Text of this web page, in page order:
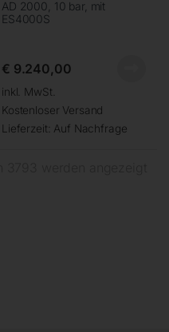
AD 2000, 10 bar, mit
ES4000S
€ 9.240,00
inkl. MwSt.
Kostenloser Versand
Lieferzeit: Auf Nachfrage